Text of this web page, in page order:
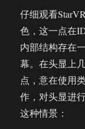
仔细观看
色，这一点在
内部结构存在
幕。在头显上
点，意在使用
作，对头显进
这种情景：